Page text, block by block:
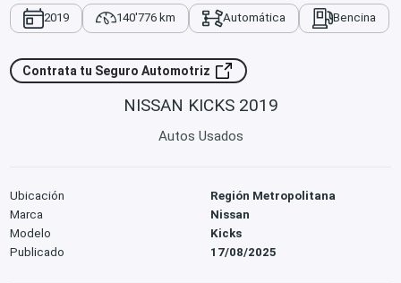
2019 140'776 km Automática Bencina
Contrata tu Seguro Automotriz
NISSAN KICKS 2019
Autos Usados
Ubicación
Región Metropolitana
Marca
Nissan
Modelo
Kicks
Publicado
17/08/2025